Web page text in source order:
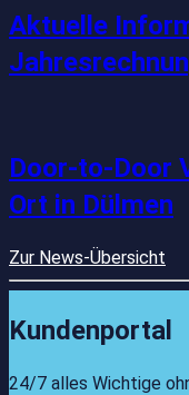
Aktuelle
Door-to-Door
Ort in Dülmen
Zur News-Übersicht
Kundenportal
24/7 alles Wichtige